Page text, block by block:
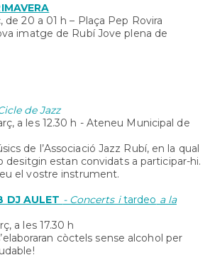
de 20 a 01 h – Plaça Pep Rovira
imatge de Rubí Jove plena de
de Jazz
a les 12.30 h - Ateneu Municipal de
de l’Associació Jazz Rubí, en la qual
desitgin estan convidats a participar-hi.
el vostre instrument.
DJ AULET - Concerts itardeo a la
a les 17.30 h
còctels sense alcohol per